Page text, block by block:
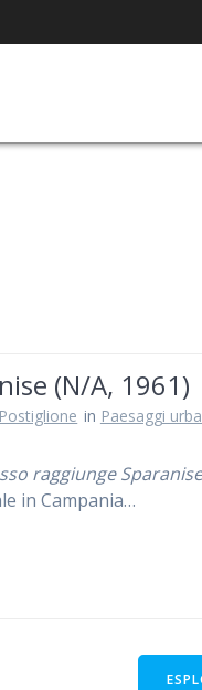
(N/A, 1961)
in Paesaggi
raggiunge
in Campania…